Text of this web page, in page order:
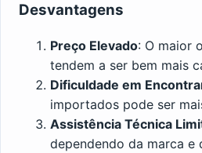
Desvantagens
Preço Elevado: O maior
tendem a ser bem mais
Dificuldade em
importados pode ser
Assistência Técnica
dependendo da marca e